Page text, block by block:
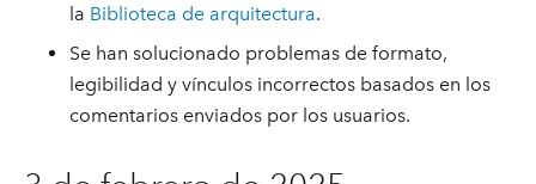
la Biblioteca de arquitectura.
Se han solucionado problemas de formato,
legibilidad y vínculos incorrectos basados en los
comentarios enviados por los usuarios.